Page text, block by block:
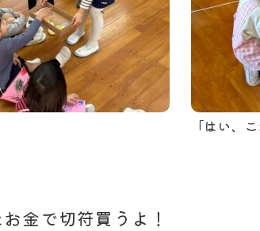
「はい、
金で切符買うよ！